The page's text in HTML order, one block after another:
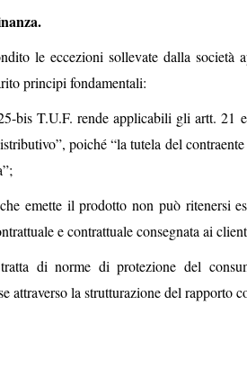
le eccezioni sollevate dalla società
principi fondamentali:
bis T.U.F. rende applicabili gli artt. 21
poiché “la tutela del
emette il prodotto non può ritenersi
e contrattuale consegnata ai
di norme di protezione del
attraverso la strutturazione del rapporto